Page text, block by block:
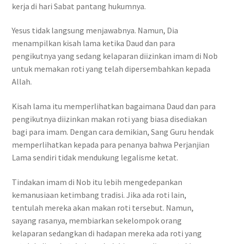
kerja di hari Sabat pantang hukumnya.
Yesus tidak langsung menjawabnya. Namun, Dia
menampilkan kisah lama ketika Daud dan para
pengikutnya yang sedang kelaparan diizinkan imam di Nob
untuk memakan roti yang telah dipersembahkan kepada
Allah.
Kisah lama itu memperlihatkan bagaimana Daud dan para
pengikutnya diizinkan makan roti yang biasa disediakan
bagi para imam. Dengan cara demikian, Sang Guru hendak
memperlihatkan kepada para penanya bahwa Perjanjian
Lama sendiri tidak mendukung legalisme ketat.
Tindakan imam di Nob itu lebih mengedepankan
kemanusiaan ketimbang tradisi. Jika ada roti lain,
tentulah mereka akan makan roti tersebut. Namun,
sayang rasanya, membiarkan sekelompok orang
kelaparan sedangkan di hadapan mereka ada roti yang